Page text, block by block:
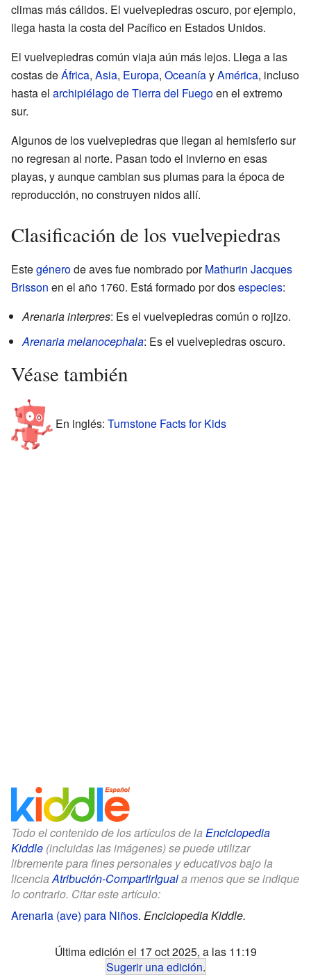
climas más cálidos. El vuelvepiedras oscuro, por ejemplo,
llega hasta la costa del Pacífico en Estados Unidos.
El vuelvepiedras común viaja aún más lejos. Llega a las
costas deÁfrica, Asia, Europa, OceaníayAmérica, incluso
hasta el archipiélago de Tierra del Fuegoen el extremo
sur.
Algunos de los vuelvepiedras que llegan al hemisferio sur
no regresan al norte. Pasan todo el invierno en esas
playas, y aunque cambian sus plumas para la época de
reproducción, no construyen nidos allí.
Clasificación de los vuelvepiedras
Estegénerode aves fue nombrado porMathurin Jacques
Brisson en el año 1760. Está formado por dosespecies:
Arenaria interpres: Es el vuelvepiedras común o rojizo.
Arenaria melanocephala: Es el vuelvepiedras oscuro.
Véase también
En inglés: Turnstone Facts for Kids
Todo el contenido de los artículos de la Enciclopedia
Kiddle (incluidas las imágenes) se puede utilizar
libremente para fines personales y educativos bajo la
licenciaAtribución-CompartirIguala menos que se indique
lo contrario. Citar este artículo:
Arenaria (ave) para Niños. Enciclopedia Kiddle.
Última edición el 17 oct 2025, a las 11:19
Sugerir una edición.